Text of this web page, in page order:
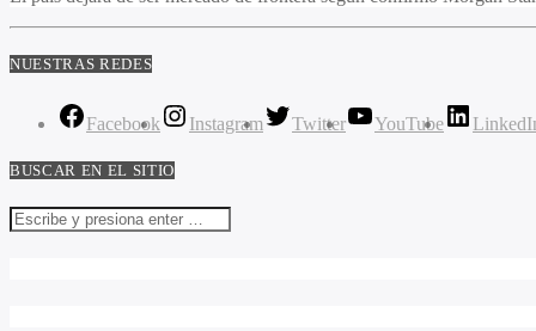
NUESTRAS REDES
Facebook Instagram Twitter YouTube
BUSCAR EN EL SITIO